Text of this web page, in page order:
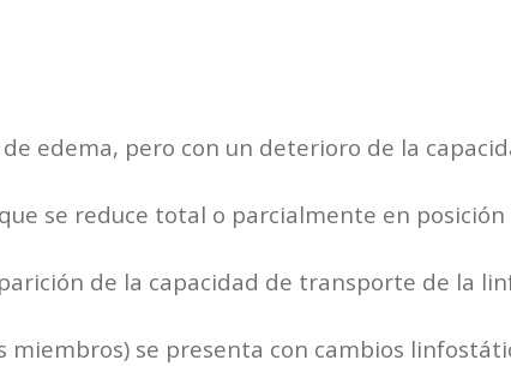
edema, pero con un deterioro de la
se reduce total o parcialmente en posición
de la capacidad de transporte de la
se presenta con cambios